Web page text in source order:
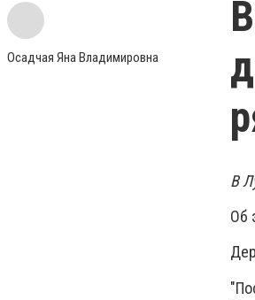
Осадчая Яна Владимировна
В
Об